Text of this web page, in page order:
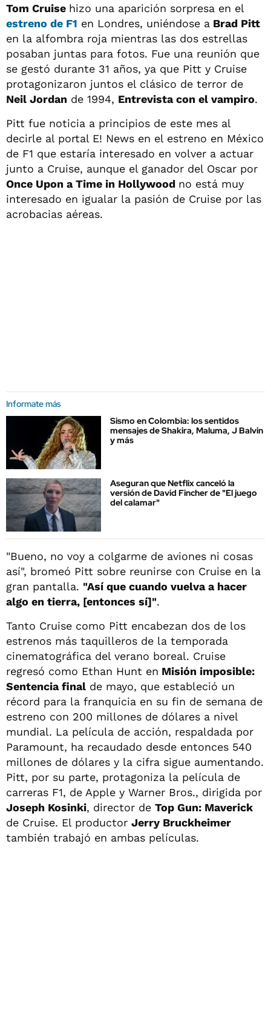
Tom Cruise hizo una aparición sorpresa en el
estreno de F1 en Londres, uniéndose a Brad Pitt
en la alfombra roja mientras las dos estrellas
posaban juntas para fotos. Fue una reunión que
se gestó durante 31 años, ya que Pitt y Cruise
protagonizaron juntos el clásico de terror de
Neil Jordan de 1994, Entrevista con el vampiro.
Pitt fue noticia a principios de este mes al
decirle al portal E! News en el estreno en México
de F1 que estaría interesado en volver a actuar
junto a Cruise, aunque el ganador del Oscar por
Once Upon a Time in Hollywood no está muy
interesado en igualar la pasión de Cruise por las
acrobacias aéreas.
Informate más
Sismo en Colombia: los sentidos
mensajes de Shakira, Maluma, J Balvin
y más
Aseguran que Netflix canceló la
versión de David Fincher de "El juego
del calamar"
"Bueno, no voy a colgarme de aviones ni cosas
así", bromeó Pitt sobre reunirse con Cruise en la
gran pantalla. "Así que cuando vuelva a hacer
algo en tierra, [entonces sí]".
Tanto Cruise como Pitt encabezan dos de los
estrenos más taquilleros de la temporada
cinematográfica del verano boreal. Cruise
regresó como Ethan Hunt en Misión imposible:
Sentencia final de mayo, que estableció un
récord para la franquicia en su fin de semana de
estreno con 200 millones de dólares a nivel
mundial. La película de acción, respaldada por
Paramount, ha recaudado desde entonces 540
millones de dólares y la cifra sigue aumentando.
Pitt, por su parte, protagoniza la película de
carreras F1, de Apple y Warner Bros., dirigida por
Joseph Kosinki, director de Top Gun: Maverick
de Cruise. El productor Jerry Bruckheimer
también trabajó en ambas películas.